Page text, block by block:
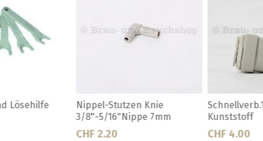
Schnellverb.1/2" Knie
Schnellverb.1/2"-5/16" Knie
Kunststoff